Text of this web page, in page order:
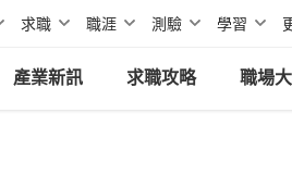
求職 職涯 測驗 學習
產業新訊 求職攻略 職場